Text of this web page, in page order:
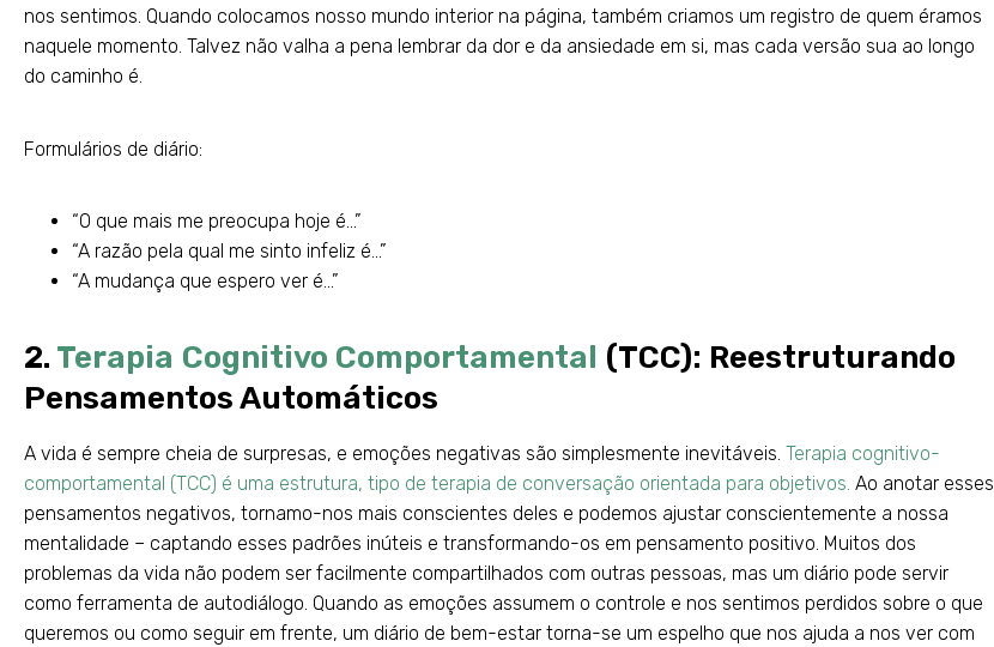
nos sentimos. Quando colocamos nosso mundo interior na página, também criamos um registro de quem éramos
naquele momento. Talvez não valha a pena lembrar da dor e da ansiedade em si, mas cada versão sua ao longo
do caminho é.
Formulários de diário:
“O que mais me preocupa hoje é…”
“A razão pela qual me sinto infeliz é...”
“A mudança que espero ver é…”
2. Terapia Cognitivo Comportamental (TCC): Reestruturando
Pensamentos Automáticos
A vida é sempre cheia de surpresas, e emoções negativas são simplesmente inevitáveis. Terapia cognitivo-
comportamental (TCC) é uma estrutura, tipo de terapia de conversação orientada para objetivos. Ao anotar esses
pensamentos negativos, tornamo-nos mais conscientes deles e podemos ajustar conscientemente a nossa
mentalidade – captando esses padrões inúteis e transformando-os em pensamento positivo. Muitos dos
problemas da vida não podem ser facilmente compartilhados com outras pessoas, mas um diário pode servir
como ferramenta de autodiálogo. Quando as emoções assumem o controle e nos sentimos perdidos sobre o que
queremos ou como seguir em frente, um diário de bem-estar torna-se um espelho que nos ajuda a nos ver com